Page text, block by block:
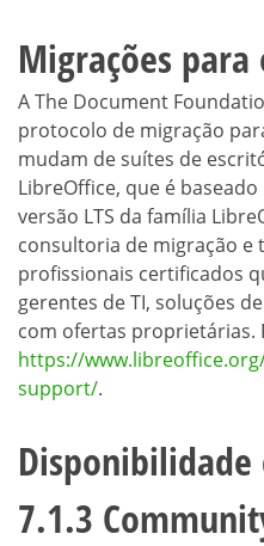
Migrações
A The Document
protocolo de migração
mudam de suítes de
LibreOffice, que é
versão LTS da família
consultoria de migração
profissionais certificados
gerentes de TI, soluções
com ofertas proprietárias.
https://
support/.
7.1.3